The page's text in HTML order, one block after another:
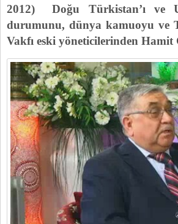
2012) Doğu Türkistan’ı ve
durumunu, dünya kamuoyu ve
Vakfı eski yöneticilerinden